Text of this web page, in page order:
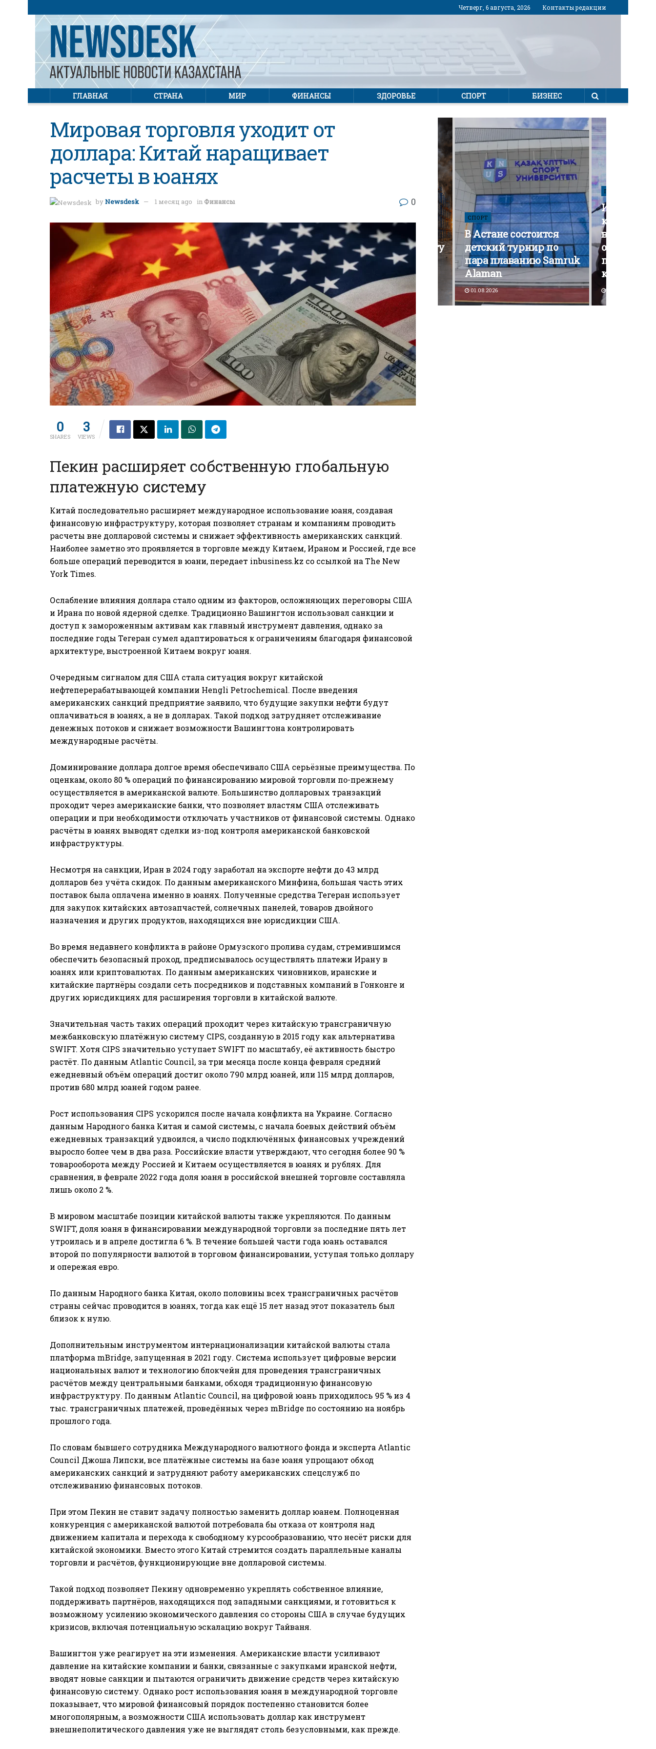
Четверг, 6 августа, 2026 Контакты редакции
ГЛАВНАЯ СТРАНА МИР ФИНАНСЫ ЗДОРОВЬЕ СПОРТ БИЗНЕС
Мировая торговля уходит от
доллара: Китай наращивает
расчеты в юанях
byNewsdesk 1 месяц ago in Финансы 0
0
SHARES
3
VIEWS
Пекин расширяет собственную глобальную
платежную систему
Китай последовательно расширяет международное использование юаня, создавая
финансовую инфраструктуру, которая позволяет странам и компаниям проводить
расчеты вне долларовой системы и снижает эффективность американских санкций.
Наиболее заметно это проявляется в торговле между Китаем, Ираном и Россией, где все
больше операций переводится в юани, передает inbusiness.kz со ссылкой наThe New
York Times.
Ослабление влияния доллара стало одним из факторов, осложняющих переговоры США
и Ирана по новой ядерной сделке. Традиционно Вашингтон использовал санкции и
доступ к замороженным активам как главный инструмент давления, однако за
последние годы Тегеран сумел адаптироваться к ограничениям благодаря финансовой
архитектуре, выстроенной Китаем вокруг юаня.
Очередным сигналом для США стала ситуация вокруг китайской
нефтеперерабатывающей компании Hengli Petrochemical. После введения
американских санкций предприятие заявило, что будущие закупки нефти будут
оплачиваться в юанях, а не в долларах. Такой подход затрудняет отслеживание
денежных потоков и снижает возможности Вашингтона контролировать
международные расчёты.
Доминирование доллара долгое время обеспечивало США серьёзные преимущества. По
оценкам, около 80 % операций по финансированию мировой торговли по-прежнему
осуществляется в американской валюте. Большинство долларовых транзакций
проходит через американские банки, что позволяет властям США отслеживать
операции и при необходимости отключать участников от финансовой системы. Однако
расчёты в юанях выводят сделки из-под контроля американской банковской
инфраструктуры.
Несмотря на санкции, Иран в 2024 году заработал на экспорте нефти до 43 млрд
долларов без учёта скидок. По данным американского Минфина, большая часть этих
поставок была оплачена именно в юанях. Полученные средства Тегеран использует
для закупок китайских автозапчастей, солнечных панелей, товаров двойного
назначения и других продуктов, находящихся вне юрисдикции США.
Во время недавнего конфликта в районе Ормузского пролива судам, стремившимся
обеспечить безопасный проход, предписывалось осуществлять платежи Ирану в
юанях или криптовалютах. По данным американских чиновников, иранские и
китайские партнёры создали сеть посредников и подставных компаний в Гонконге и
других юрисдикциях для расширения торговли в китайской валюте.
Значительная часть таких операций проходит через китайскую трансграничную
межбанковскую платёжную систему CIPS, созданную в 2015 году как альтернатива
SWIFT. Хотя CIPS значительно уступает SWIFT по масштабу, её активность быстро
растёт. По данным Atlantic Council, за три месяца после конца февраля средний
ежедневный объём операций достиг около 790 млрд юаней, или 115 млрд долларов,
против 680 млрд юаней годом ранее.
Рост использования CIPS ускорился после начала конфликта на Украине. Согласно
данным Народного банка Китая и самой системы, с начала боевых действий объём
ежедневных транзакций удвоился, а число подключённых финансовых учреждений
выросло более чем в два раза. Российские власти утверждают, что сегодня более 90 %
товарооборота между Россией и Китаем осуществляется в юанях и рублях. Для
сравнения, в феврале 2022 года доля юаня в российской внешней торговле составляла
лишь около 2 %.
В мировом масштабе позиции китайской валюты также укрепляются. По данным
SWIFT, доля юаня в финансировании международной торговли за последние пять лет
утроилась и в апреле достигла 6 %. В течение большей части года юань оставался
второй по популярности валютой в торговом финансировании, уступая только доллару
и опережая евро.
По данным Народного банка Китая, около половины всех трансграничных расчётов
страны сейчас проводится в юанях, тогда как ещё 15 лет назад этот показатель был
близок к нулю.
Дополнительным инструментом интернационализации китайской валюты стала
платформа mBridge, запущенная в 2021 году. Система использует цифровые версии
национальных валют и технологию блокчейн для проведения трансграничных
расчётов между центральными банками, обходя традиционную финансовую
инфраструктуру. По данным Atlantic Council, на цифровой юань приходилось 95 % из 4
тыс. трансграничных платежей, проведённых через mBridge по состоянию на ноябрь
прошлого года.
По словам бывшего сотрудника Международного валютного фонда и эксперта Atlantic
Council Джоша Липски, все платёжные системы на базе юаня упрощают обход
американских санкций и затрудняют работу американских спецслужб по
отслеживанию финансовых потоков.
При этом Пекин не ставит задачу полностью заменить доллар юанем. Полноценная
конкуренция с американской валютой потребовала бы отказа от контроля над
движением капитала и перехода к свободному курсообразованию, что несёт риски для
китайской экономики. Вместо этого Китай стремится создать параллельные каналы
торговли и расчётов, функционирующие вне долларовой системы.
Такой подход позволяет Пекину одновременно укреплять собственное влияние,
поддерживать партнёров, находящихся под западными санкциями, и готовиться к
возможному усилению экономического давления со стороны США в случае будущих
кризисов, включая потенциальную эскалацию вокруг Тайваня.
Вашингтон уже реагирует на эти изменения. Американские власти усиливают
давление на китайские компании и банки, связанные с закупками иранской нефти,
вводят новые санкции и пытаются ограничить движение средств через китайскую
финансовую систему. Однако рост использования юаня в международной торговле
показывает, что мировой финансовый порядок постепенно становится более
многополярным, а возможности США использовать доллар как инструмент
внешнеполитического давления уже не выглядят столь безусловными, как прежде.
БИЗНЕС
Wildberries начал охоту
за складами в
Казахстане
29.07.2026
СПОРТ
В Астане состоится
детский турнир по
пара плаванию Samruk
Alaman
01.08.2026
ПОЛИТИКА
кампания
вышла на
открытой
30.07.2026